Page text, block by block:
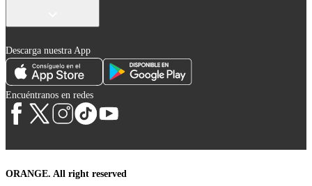
Descarga nuestra App
Encuéntranos en redes
ORANGE. All right reserved